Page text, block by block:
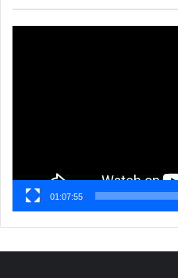
01:07:55